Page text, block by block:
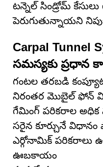
టన్నెల్ సిండ్రోమ్
పెరుగుతున్నాయని
Carpal Tunnel
సమస్యకు ప్రధాన
గంటల తరబడి
నిరంతర మొబైల్ ఫోన్
గేమింగ్ పరికరాల
సరైన కూర్చునే
ఎర్గోనామిక్ పరికరాలు
ఊబకాయం